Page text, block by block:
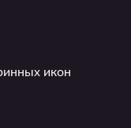
икон